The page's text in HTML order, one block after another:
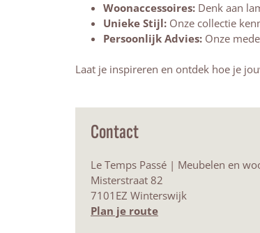
Woonaccessoires: Denk aan
Unieke Stijl: Onze collectie
Persoonlijk Advies: Onze
Laat je inspireren en ontdek hoe je
Contact
Le Temps Passé | Meubelen en
Misterstraat 82
7101EZ Winterswijk
Plan je routen